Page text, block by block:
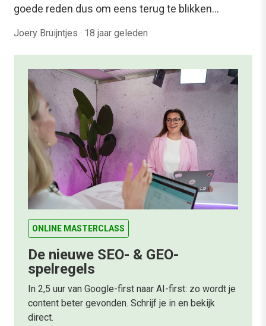
goede reden dus om eens terug te blikken…
Joery Bruijntjes · 18 jaar geleden
ONLINE MASTERCLASS
De nieuwe SEO- & GEO-
spelregels
In 2,5 uur van Google-first naar AI-first: zo wordt je
content beter gevonden. Schrijf je in en bekijk
direct.